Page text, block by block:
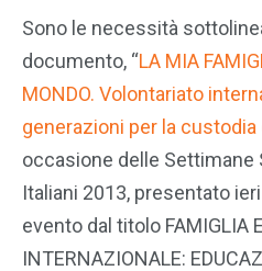
Sono le necessità
documento, “LA MIA
MONDO. Volontariato
generazioni per la custodia
occasione delle Settimane
Italiani 2013, presentato
evento dal titolo FAMIGLIA
INTERNAZIONALE: